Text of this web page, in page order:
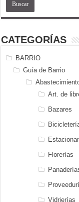
CATEGORÍAS
BARRIO
Guía de Barrio
Art. de
Bazares
Florerías
Vidrierías